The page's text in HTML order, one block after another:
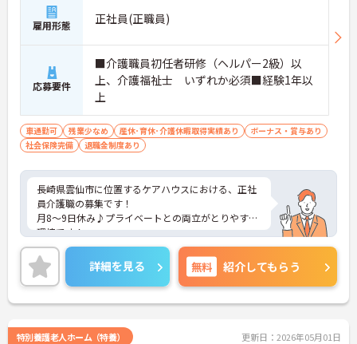
雇用形態 正社員(正職員)
応募要件
■介護職員初任者研修（ヘルパー2級）以
上、介護福祉士 いずれか必須■経験1年以
上
車通勤可 残業少なめ 産休･育休･介護休暇取得実績あり
ボーナス・賞与あり
社会保険完備
退職金制度あり
長崎県雲仙市に位置するケアハウスにおける、正社
員介護職の募集です！
月8～9日休み♪プライベートとの両立がとりやすい
環境です！
ご興味ある方には、面接対策ポイントなど、さらに
詳細をお話しいたしますのでお気軽にご相談くださ
い。
詳細を見る 無料 紹介してもらう
特別養護老人ホーム（特養） 更新日：2026年05月01日